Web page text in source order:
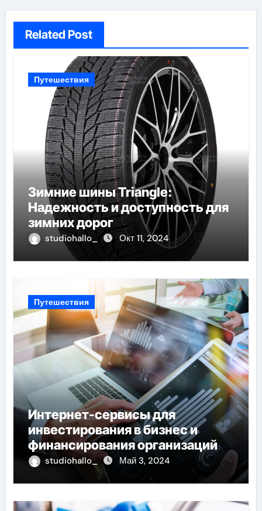
Related Post
Путешествия
Зимние шины Triangle:
Надежность и доступность для
зимних дорог
studiohallo_ Окт 11, 2024
Путешествия
Интернет-сервисы для
инвестирования в бизнес и
финансирования организаций
studiohallo_ Май 3, 2024